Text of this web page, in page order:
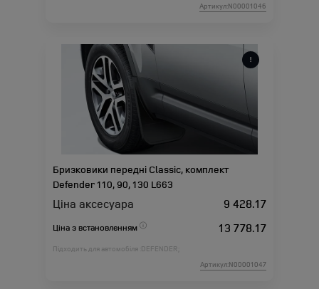
Артикул:N00001046
Бризковики передні Classic, комплект
Defender 110, 90, 130 L663
Ціна аксесуара 9 428.17
Ціна з встановленням 13 778.17
Підходить для автомобіля : DEFENDER;
Артикул:N00001047